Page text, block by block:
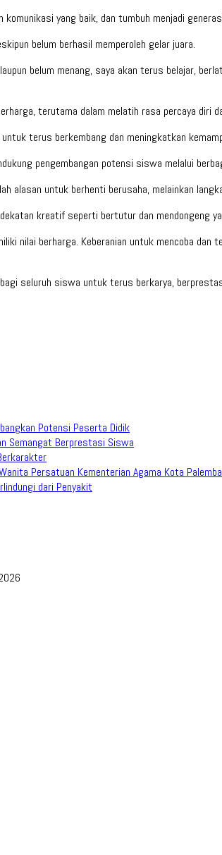
yang baik, dan tumbuh menjadi
belum berhasil memperoleh gelar juara.
belum menang, saya akan terus belajar,
terutama dalam melatih rasa percaya diri
terus berkembang dan meningkatkan
pengembangan potensi siswa melalui
alasan untuk berhenti berusaha, melainkan
kreatif seperti bertutur dan mendongeng
nilai berharga. Keberanian untuk mencoba
seluruh siswa untuk terus berkarya,
Potensi Peserta Didik
Semangat Berprestasi Siswa
Persatuan Kementerian Agama Kota
dari Penyakit